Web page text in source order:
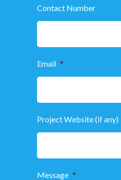
Contact Number
Email *
Project Website (if any)
Message *